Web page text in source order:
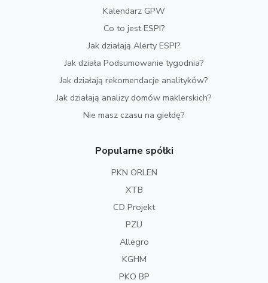
Kalendarz GPW
Co to jest ESPI?
Jak działają Alerty ESPI?
Jak działa Podsumowanie tygodnia?
Jak działają rekomendacje analityków?
Jak działają analizy domów maklerskich?
Nie masz czasu na giełdę?
Popularne spółki
PKN ORLEN
XTB
CD Projekt
PZU
Allegro
KGHM
PKO BP